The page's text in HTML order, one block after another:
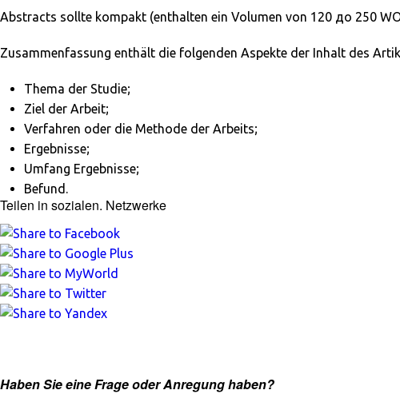
Abstracts sollte kompakt (enthalten ein Volumen von 120 до 250
Zusammenfassung enthält die folgenden Aspekte der Inhalt des
Thema der Studie;
Ziel der Arbeit;
Verfahren oder die Methode der Arbeits;
Ergebnisse;
Umfang Ergebnisse;
Befund.
Teilen in sozialen. Netzwerke
Haben Sie eine Frage oder Anregung haben?